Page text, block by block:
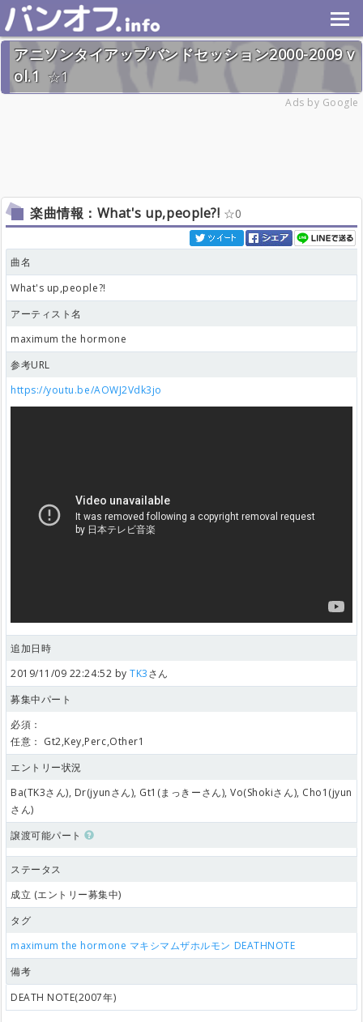
アニソンタイアップバンドセッション2000-2009 v
ol.1
1
Ads by Google
楽曲情報：What's up,people?! 0
曲名
What's up,people?!
アーティスト名
maximum the hormone
参考URL
https://youtu.be/AOWJ2Vdk3jo
追加日時
2019/11/09 22:24:52 byTK3さん
募集中パート
必須：
任意： Gt2,Key,Perc,Other1
エントリー状況
Ba(TK3さん), Dr(jyunさん), Gt1(まっきーさん), Vo(Shokiさん), Cho1(jyun
さん)
譲渡可能パート
ステータス
成立 (エントリー募集中)
タグ
maximum the hormone マキシマムザホルモン DEATHNOTE
備考
DEATH NOTE(2007年)